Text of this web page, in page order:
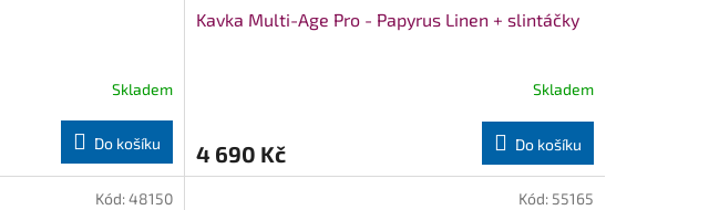
Skladem
Do košíku
Kavka Multi-Age Pro - Papyrus Linen + slintáčky
Skladem
4 690 Kč Do košíku
Kód:48150 Kód: 55165